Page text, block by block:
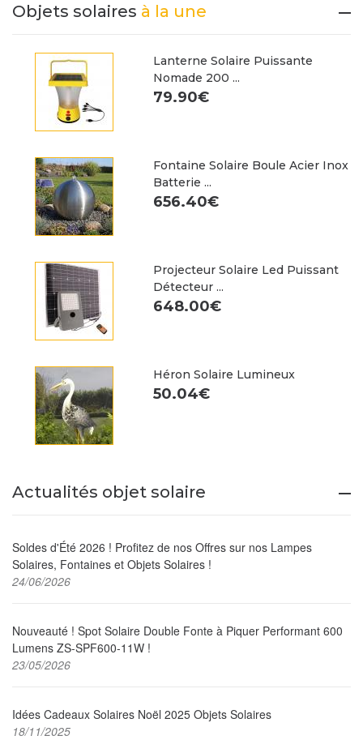
Objets solaires à la une
Lanterne Solaire Puissante
Nomade 200 ...
79.90€
Fontaine Solaire Boule Acier Inox
Batterie ...
656.40€
Projecteur Solaire Led Puissant
Détecteur ...
648.00€
Héron Solaire Lumineux
50.04€
Actualités objet solaire
Soldes d'Été 2026 ! Profitez de nos Offres sur nos Lampes
Solaires, Fontaines et Objets Solaires !
24/06/2026
Nouveauté ! Spot Solaire Double Fonte à Piquer Performant 600
Lumens ZS-SPF600-11W !
23/05/2026
Idées Cadeaux Solaires Noël 2025 Objets Solaires
18/11/2025